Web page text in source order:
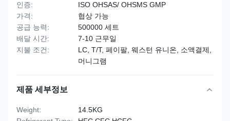
인증:
ISO OHSAS/ OHSMS GMP
가격:
협상 가능
공급 능력:
500000 세트
배달 시간:
7-10 근무일
지불 조건:
LC, T/T, 페이팔, 웨스턴 유니온, 소액결제,
머니그램
제품 세부정보
Weight:
14.5KG